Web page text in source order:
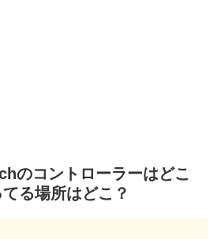
のコントローラーはどこ
る場所はどこ？